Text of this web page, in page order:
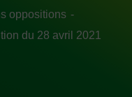
oppositions
du 28 avril 2021